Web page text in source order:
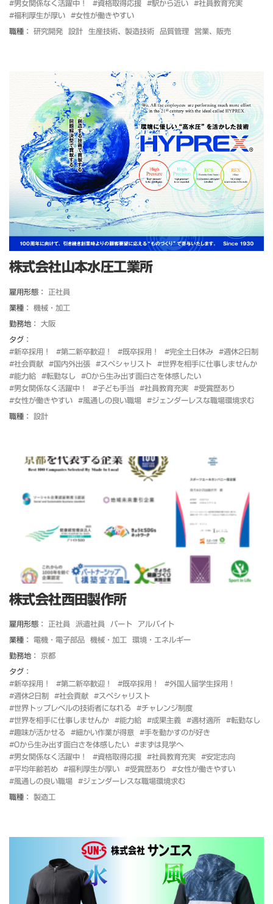
#男女関係なく活躍中！
#資格取得応援 #駅から近い
#社員教育充実
#福利厚生が厚い
#女性が働きやすい
職種： 研究開発 設計 生産技術、製造技術 品質管理 営業、販売
株式会社山本水圧工業所
雇用形態： 正社員
業種： 機械・加工
勤務地： 大阪
タグ：
#新卒採用！
#第二新卒歓迎！ #既卒採用！ #完全土日休み
#週休2日制
#社会貢献
#国内外出張 #スペシャリスト
#世界を相手に仕事しませんか
#能力給
#転勤なし
#0から生み出す面白さを体感したい
#男女関係なく活躍中！
#子ども手当 #社員教育充実
#受賞歴あり
#女性が働きやすい
#風通しの良い職場 #ジェンダーレスな職場環境求む
職種： 設計
株式会社西田製作所
雇用形態： 正社員 派遣社員 パート アルバイト
業種： 電機・電子部品 機械・加工 環境・エネルギー
勤務地： 京都
タグ：
#新卒採用！
#第二新卒歓迎！ #既卒採用！
#外国人留学生採用！
#週休2日制
#社会貢献
#スペシャリスト
#世界トップレベルの技術者になれる
#チャレンジ制度
#世界を相手に仕事しませんか
#能力給 #成果主義 #適材適所
#転勤なし
#趣味が活かせる
#細かい作業が得意
#手を動かすのが好き
#0から生み出す面白さを体感したい
#まずは見学へ
#男女関係なく活躍中！
#資格取得応援 #社員教育充実
#安定志向
#平均年齢若め
#福利厚生が厚い #受賞歴あり
#女性が働きやすい
#風通しの良い職場
#ジェンダーレスな職場環境求む
職種： 製造工